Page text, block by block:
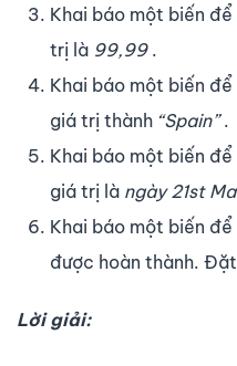
Khai báo một biến
trị là 99,99.
Khai báo một biến
giá trị thành “Spain”.
Khai báo một biến
giá trị là ngày 21st
Khai báo một biến
được hoàn thành.
Lời giải: